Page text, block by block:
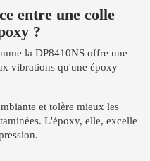
entre une colle
?
la DP8410NS offre une
vibrations qu'une époxy
et tolère mieux les
L'époxy, elle, excelle